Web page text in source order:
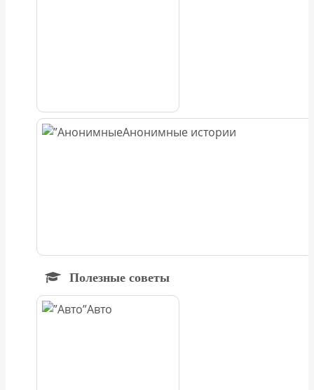
Анонимные истории
Полезные советы
Авто